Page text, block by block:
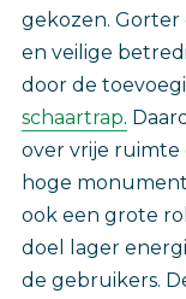
gekozen. Gorter
en veilige
door de
schaartrap.
over vrije ruimte
hoge
ook een grote
doel lager
de gebruikers.